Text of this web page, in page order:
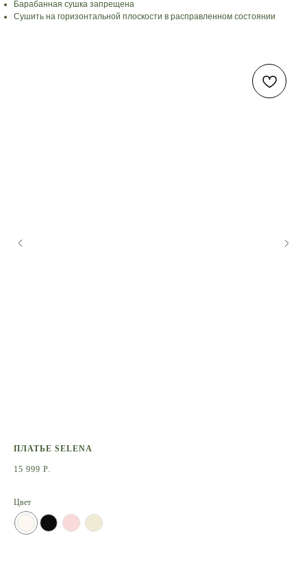
Барабанная сушка запрещена
Сушить на горизонтальной плоскости в расправленном состоянии
ПЛАТЬЕ SELENA
15 999 Р.
Цвет